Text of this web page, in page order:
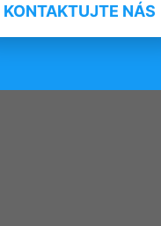
KONTAKTUJTE NÁS